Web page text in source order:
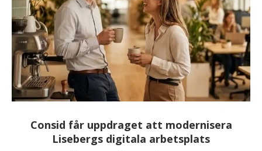
Consid får uppdraget att modernisera
Lisebergs digitala arbetsplats